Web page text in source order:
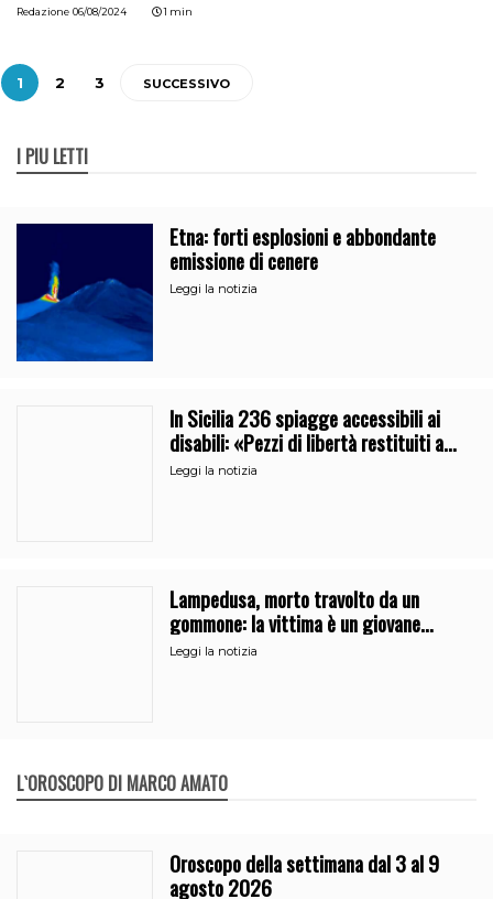
Redazione 06/08/2024 1 min
1 2 3 SUCCESSIVO
I PIÙ LETTI
Etna: forti esplosioni e abbondante
emissione di cenere
Leggi la notizia
In Sicilia 236 spiagge accessibili ai
disabili: «Pezzi di libertà restituiti a
chi doveva rinunciare al mare»
Leggi la notizia
Lampedusa, morto travolto da un
gommone: la vittima è un giovane
regista di Caltanissetta
Leggi la notizia
L`OROSCOPO DI MARCO AMATO
Oroscopo della settimana dal 3 al 9
agosto 2026